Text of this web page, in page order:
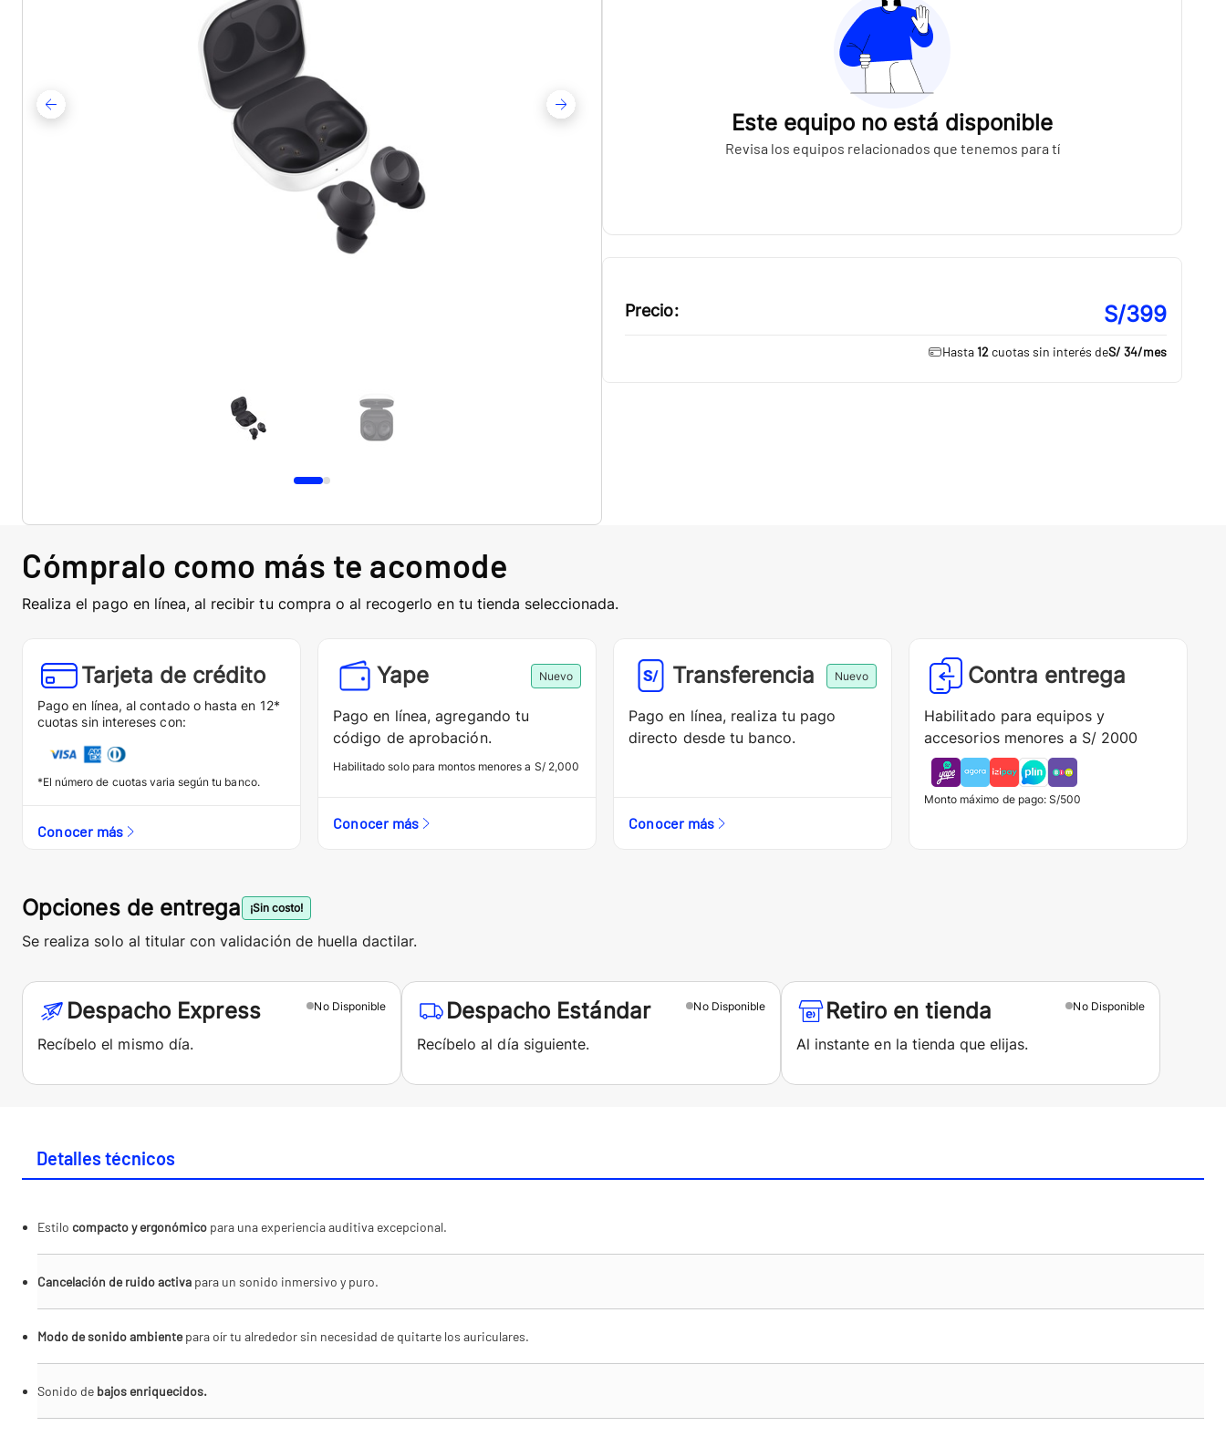
Este equipo no está disponible
Revisa los equipos relacionados que tenemos para tí
Precio: S/399
Hasta 12 cuotas sin interés deS/ 34/mes
Cómpralo como más te acomode
Realiza el pago en línea, al recibir tu compra o al recogerlo en tu tienda seleccionada.
Tarjeta de crédito
Pago en línea, al contado o hasta en 12*
cuotas sin intereses con:
*El número de cuotas varia según tu banco.
Conocer más
Yape Nuevo
Pago en línea, agregando tu
código de aprobación.
Habilitado solo para montos menores a S/ 2,000
Conocer más
Transferencia Nuevo
Pago en línea, realiza tu pago
directo desde tu banco.
Conocer más
Contra entrega
Habilitado para equipos y
accesorios menores a S/ 2000
Monto máximo de pago: S/500
Opciones de entrega ¡Sin costo!
Se realiza solo al titular con validación de huella dactilar.
No Disponible
Despacho Express
Recíbelo el mismo día.
No Disponible
Despacho Estándar
Recíbelo al día siguiente.
No Disponible
Retiro en tienda
Al instante en la tienda que elijas.
Detalles técnicos
Estilo compacto y ergonómico para una experiencia auditiva excepcional.
Cancelación de ruido activa para un sonido inmersivo y puro.
Modo de sonido ambientepara oír tu alrededor sin necesidad de quitarte los auriculares.
Sonido de bajos enriquecidos.